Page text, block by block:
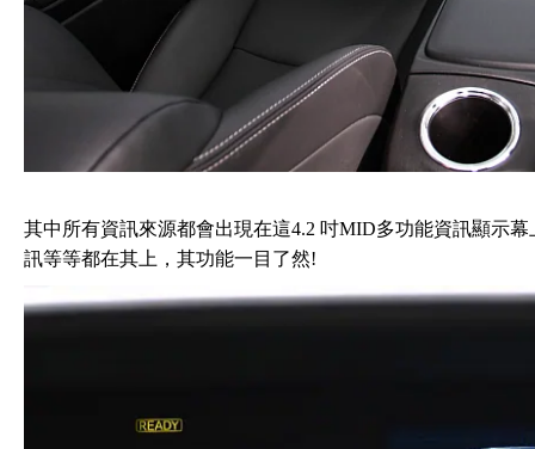
其中所有資訊來源都會出現在這4.2 吋MID多功能資訊顯示
訊等等都在其上，其功能一目了然!